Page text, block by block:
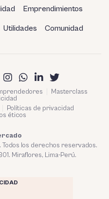
Emprendimientos
Utilidades Comunidad
Masterclass
Políticas de privacidad
éticos
los derechos reservados.
Miraflores, Lima-Perú.